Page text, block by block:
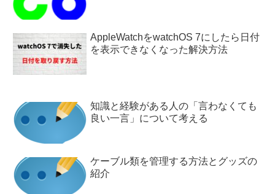
AppleWatchをwatchOS 7にしたら日付
を表示できなくなった解決方法
知識と経験がある人の「言わなくても
良い一言」について考える
ケーブル類を管理する方法とグッズの
紹介